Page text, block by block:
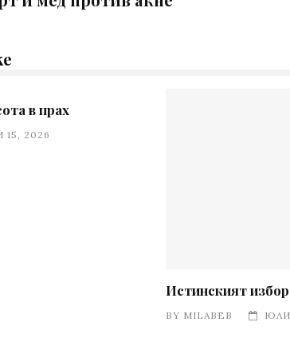
в прах
2026
Истинският
BY MILABEB ЮЛИ